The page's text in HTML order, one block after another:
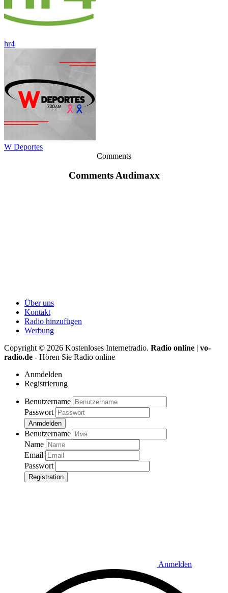
hr4
W Deportes
Comments
Comments Audimaxx
Über uns
Kontakt
Radio hinzufügen
Werbung
Copyright © 2026 Kostenloses Internetradio. Radio online | vo-
radio.de - Hören Sie Radio online
Anmdelden
Registrierung
Benutzername
Passwort
Anmdelden
Benutzername
Name
Email
Passwort
Registration
Anmelden